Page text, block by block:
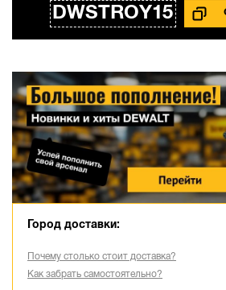
DWSTROY15
Город доставки:
Почему столько стоит доставка?
Как забрать самостоятельно?